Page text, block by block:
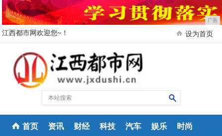
广告
江西都市网欢迎您~！ 设为首页
首页 资讯 财经 科技 汽车 娱乐 时尚